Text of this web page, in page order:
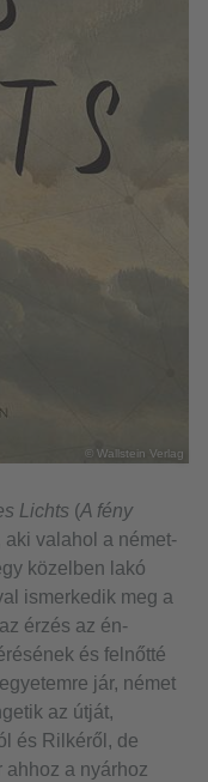
© Wallstein Verlag
Lichts (A fény
valahol a német-
közelben lakó
ismerkedik meg a
érzés az én-
és felnőtté
jár, német
az útját,
és Rilkéről, de
ahhoz a nyárhoz